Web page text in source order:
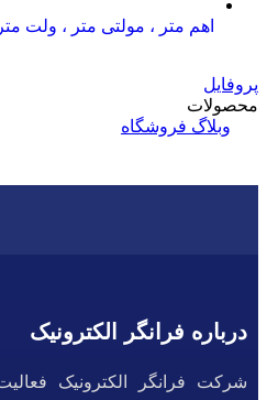
اهم متر ، مولتی متر ، ولت متر
پروفایل
محصولات
وبلاگ فروشگاه
درباره فرانگر الکترونیک